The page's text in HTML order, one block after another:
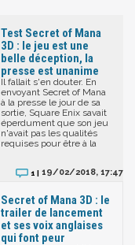
Test Secret of Mana
3D : le jeu est une
belle déception, la
presse est unanime
Il fallait s'en douter. En
envoyant Secret of Mana
à la presse le jour de sa
sortie, Square Enix savait
éperdument que son jeu
n'avait pas les qualités
requises pour être à la
1 | 19/02/2018, 17:47
Secret of Mana 3D : le
trailer de lancement
et ses voix anglaises
qui font peur